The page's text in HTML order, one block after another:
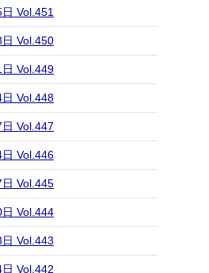
Vol.451
Vol.450
Vol.449
Vol.448
Vol.447
Vol.446
Vol.445
Vol.444
Vol.443
Vol.442